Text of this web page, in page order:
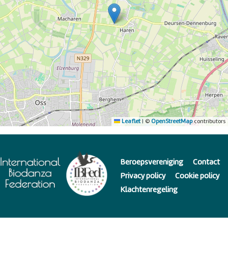
Leaflet © OpenStreetMapcontributors
Beroepsvereniging
Contact
Privacy policy
Cookie policy
Klachtenregeling